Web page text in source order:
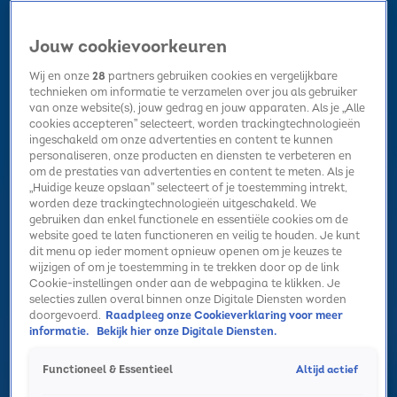
Home Radio luisteren Hitlijsten Acties Kerst Nieuws
Volg Sky Radio
Zoeken
HomeRadio luisterenActies Alle zendersSummer Top 101
Jouw cookievoorkeuren
Wij en onze28partners gebruiken cookies en vergelijkbare
technieken om informatie te verzamelen over jou als gebruiker
van onze website(s), jouw gedrag en jouw apparaten. Als je „Alle
cookies accepteren” selecteert, worden trackingtechnologieën
ingeschakeld om onze advertenties en content te kunnen
personaliseren, onze producten en diensten te verbeteren en
om de prestaties van advertenties en content te meten. Als je
„Huidige keuze opslaan” selecteert of je toestemming intrekt,
worden deze trackingtechnologieën uitgeschakeld. We
gebruiken dan enkel functionele en essentiële cookies om de
website goed te laten functioneren en veilig te houden. Je kunt
dit menu op ieder moment opnieuw openen om je keuzes te
wijzigen of om je toestemming in te trekken door op de link
Cookie-instellingen onder aan de webpagina te klikken. Je
selecties zullen overal binnen onze Digitale Diensten worden
doorgevoerd. Raadpleeg onze Cookieverklaring voor meer
informatie.
Bekijk hier onze Digitale Diensten.
Functioneel & Essentieel Altijd actief